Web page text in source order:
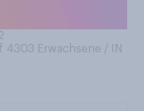
4303 Erwachsene / IN